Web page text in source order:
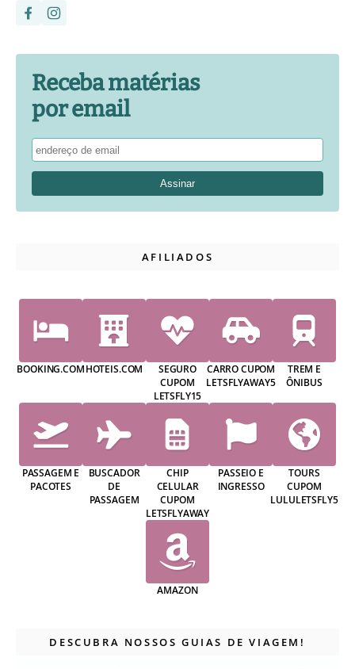
Receba matérias
por email
AFILIADOS
BOOKING.COMHOTEIS.COM
SEGURO
CUPOM
LETSFLY15
CARRO CUPOM
LETSFLYAWAY5
TREM E
ÔNIBUS
PASSAGEM E
PACOTES
BUSCADOR
DE
PASSAGEM
CHIP
CELULAR
CUPOM
LETSFLYAWAY
PASSEIO E
INGRESSO
TOURS
CUPOM
LULULETSFLY5
AMAZON
DESCUBRA NOSSOS GUIAS DE VIAGEM!